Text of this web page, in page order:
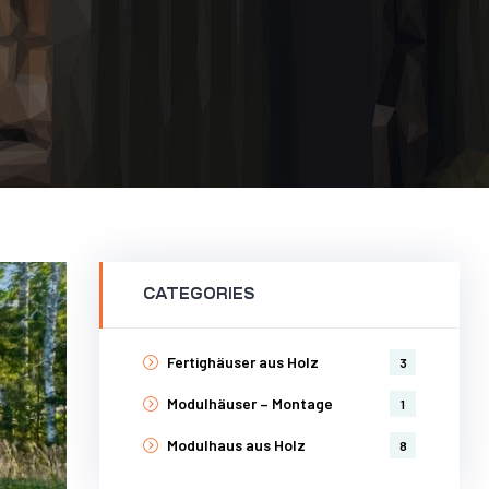
CATEGORIES
Fertighäuser aus Holz 3
Modulhäuser – Montage 1
Modulhaus aus Holz 8